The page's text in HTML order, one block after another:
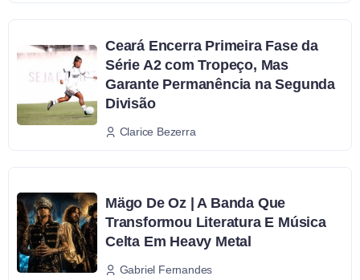
Ceará Encerra Primeira Fase da
Série A2 com Tropeço, Mas
Garante Permanência na Segunda
Divisão
Clarice Bezerra
Mägo De Oz | A Banda Que
Transformou Literatura E Música
Celta Em Heavy Metal
Gabriel Fernandes